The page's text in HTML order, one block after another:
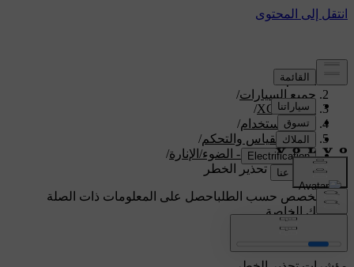
الدعم/
جميع السيارات/
XC70 2016
/
دليل الاستخدام/
اجهزة القياس والتحكم/
أزرار التحكم - الضوء/الإنارة/
مؤشرات تحذير الخطر
دعم مخصص حسب الطلباحصل على المعلومات ذات الصلة
بسيارتك الخاصة.
تسجيل الدخول